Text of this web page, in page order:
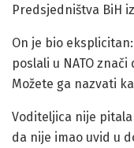
Predsjedništva BiH
On je bio
poslali u NATO
Možete ga nazvati
Voditeljica nije
da nije imao uvid u